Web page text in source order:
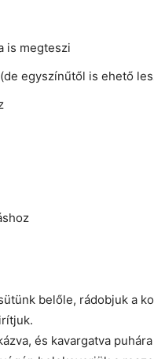
is megteszi
egyszínűtől is ehető
belőle, rádobjuk a
és kavargatva